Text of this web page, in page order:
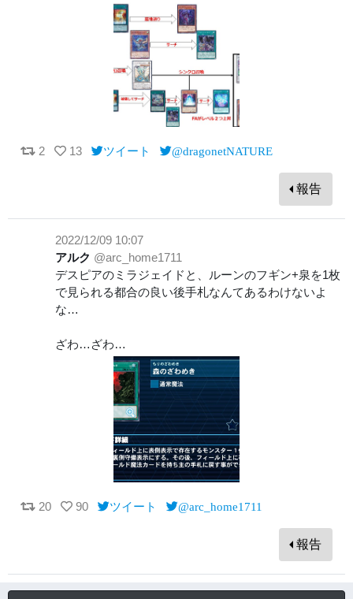
2 13 ツイート @dragonetNATURE
報告
2022/12/09 10:07
アルク @arc_home1711
デスピアのミラジェイドと、ルーンのフギン+泉を1枚
で見られる都合の良い後手札なんてあるわけないよ
な…
ざわ…ざわ…
20 90 ツイート @arc_home1711
報告